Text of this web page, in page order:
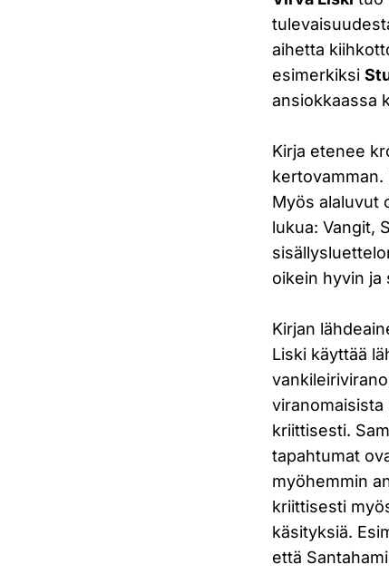
aihetta
esimerkiksi
ansiokkaassa
Kirja etenee
kertovamman.
Myös alaluvut
lukua: Vangit,
oikein hyvin ja
Kirjan
Liski käyttää
kriittisesti.
tapahtumat
myöhemmin
kriittisesti
käsityksiä.
että